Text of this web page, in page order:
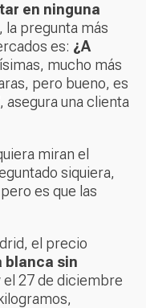
en ninguna
la pregunta más
es: ¿A
mucho más
pero bueno, es
asegura una clienta
miran el
siquiera,
es que las
el precio
blanca sin
27 de diciembre